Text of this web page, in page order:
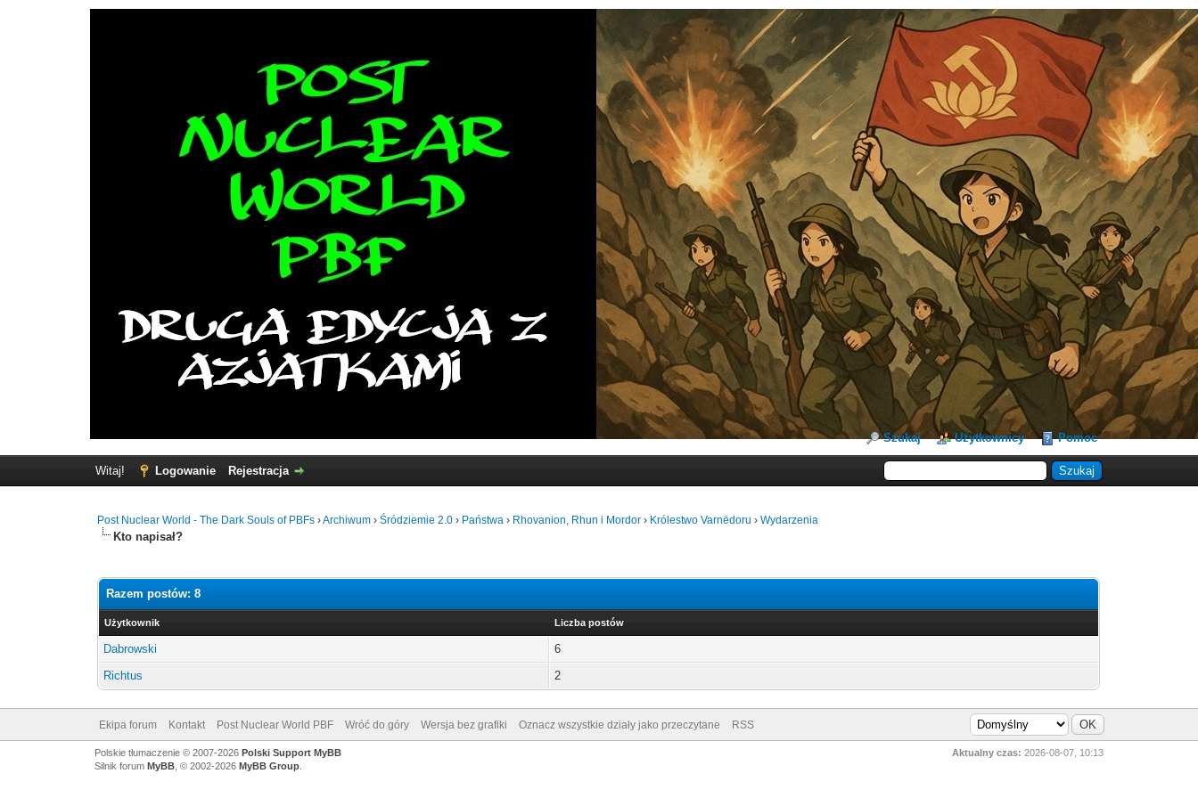
Szukaj Użytkownicy Pomoc
Witaj! Logowanie Rejestracja
Post Nuclear World - The Dark Souls of PBFs ›Archiwum ›Śródziemie 2.0 › Państwa › Rhovanion, Rhun i Mordor › Królestwo Varnëdoru ›Wydarzenia
Kto napisał?
Razem postów: 8
Użytkownik Liczba postów
Dabrowski
6
Richtus
2
Ekipa forum Kontakt Post Nuclear World PBF Wróć do góry Wersja bez grafiki Oznacz wszystkie działy jako przeczytane RSS
Aktualny czas: 2026-08-07, 10:13
Polskie tłumaczenie © 2007-2026 Polski Support MyBB
Silnik forum MyBB, © 2002-2026 MyBB Group.